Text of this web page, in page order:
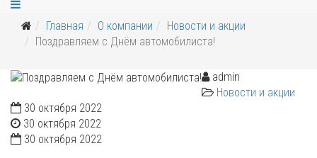
Главная О компании
Новости и акции
Поздравляем с Днём автомобилиста!
admin
Новости и акции
30 октября 2022
30 октября 2022
30 октября 2022